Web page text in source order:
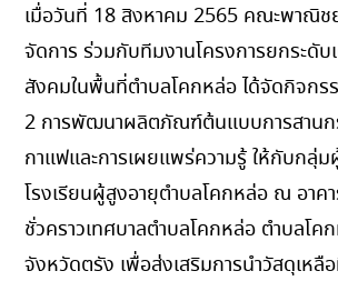
เมื่อวันที่ 18 สิงหาคม 2565 คณะพาณิช
จัดการ ร่วมกับทีมงานโครงการยกระดับ
สังคมในพื้นที่ตำบลโคกหล่อ ได้จัดกิจกร
2 การพัฒนาผลิตภัณฑ์ต้นแบบการสานก
กาแฟและการเผยแพร่ความรู้ ให้กับกลุ่
โรงเรียนผู้สูงอายุตำบลโคกหล่อ ณ อาค
ชั่วคราวเทศบาลตำบลโคกหล่อ ตำบลโค
จังหวัดตรัง เพื่อส่งเสริมการนำวัสดุเหลื